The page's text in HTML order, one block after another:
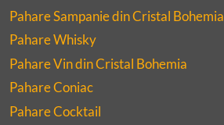
Pahare Sampanie din Cristal Bohemia
Pahare Whisky
Pahare Vin din Cristal Bohemia
Pahare Coniac
Pahare Cocktail